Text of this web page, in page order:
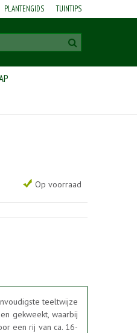
PLANTENGIDS TUINTIPS
Op voorraad
teeltwijze
gekweekt, waarbij
een rij van ca. 16-